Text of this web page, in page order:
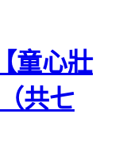
童心壯
共七